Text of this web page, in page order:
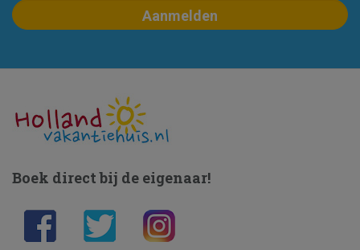
Boek direct bij de eigenaar!